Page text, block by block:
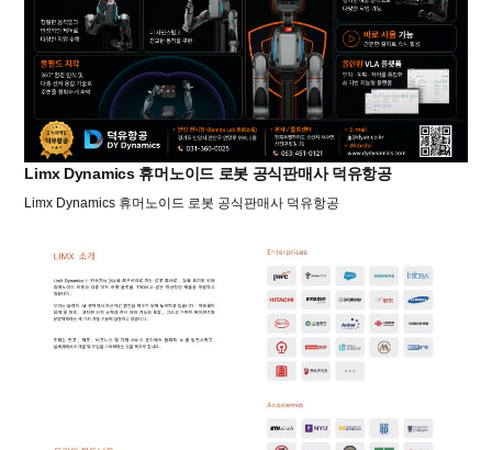
Limx Dynamics 휴머노이드 로봇 공식판매사 덕유항공
Limx Dynamics 휴머노이드 로봇 공식판매사 덕유항공